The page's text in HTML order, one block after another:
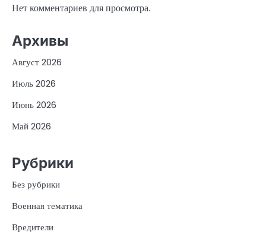
Нет комментариев для просмотра.
Архивы
Август 2026
Июль 2026
Июнь 2026
Май 2026
Рубрики
Без рубрики
Военная тематика
Вредители